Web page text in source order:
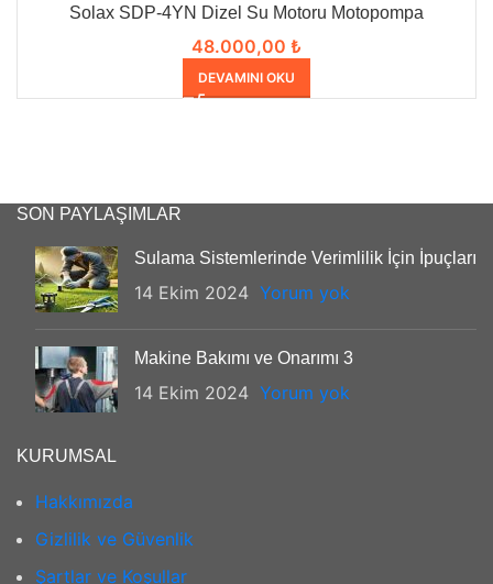
Solax SDP-4YN Dizel Su Motoru Motopompa
48.000,00 ₺
DEVAMINI OKU
SON PAYLAŞIMLAR
Sulama Sistemlerinde Verimlilik İçin İpuçları
14 Ekim 2024 Yorum yok
Makine Bakımı ve Onarımı 3
14 Ekim 2024 Yorum yok
KURUMSAL
Hakkımızda
Gizlilik ve Güvenlik
Şartlar ve Koşullar